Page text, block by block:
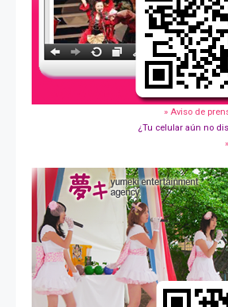
» Aviso de
¿Tu celular aún no